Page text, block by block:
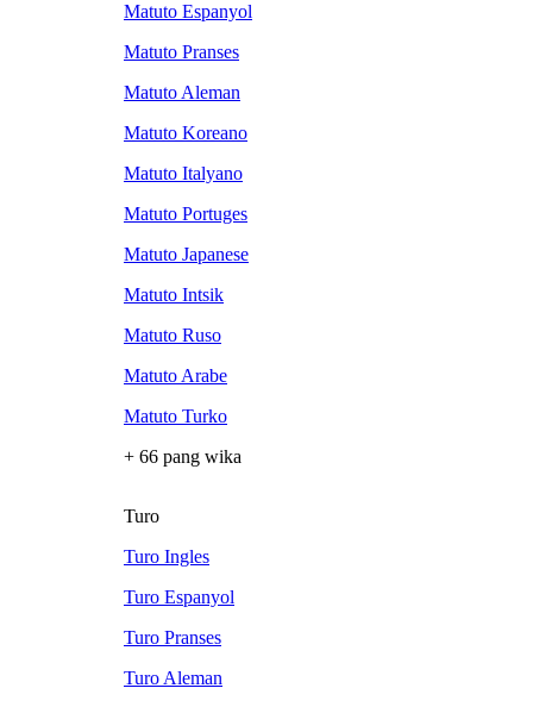
Matuto Espanyol
Matuto Pranses
Matuto Aleman
Matuto Koreano
Matuto Italyano
Matuto Portuges
Matuto Japanese
Matuto Intsik
Matuto Ruso
Matuto Arabe
Matuto Turko
+ 66 pang wika
Turo
Turo Ingles
Turo Espanyol
Turo Pranses
Turo Aleman